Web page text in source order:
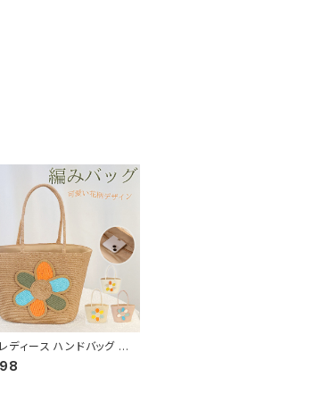
ディース ハンドバッグ か
グ ドット 手持ち 編み込み
ペーパー 麦わら風 花柄